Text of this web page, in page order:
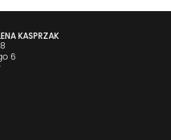
KASPRZAK
6